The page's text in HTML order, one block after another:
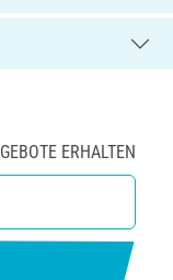
ERHALTEN